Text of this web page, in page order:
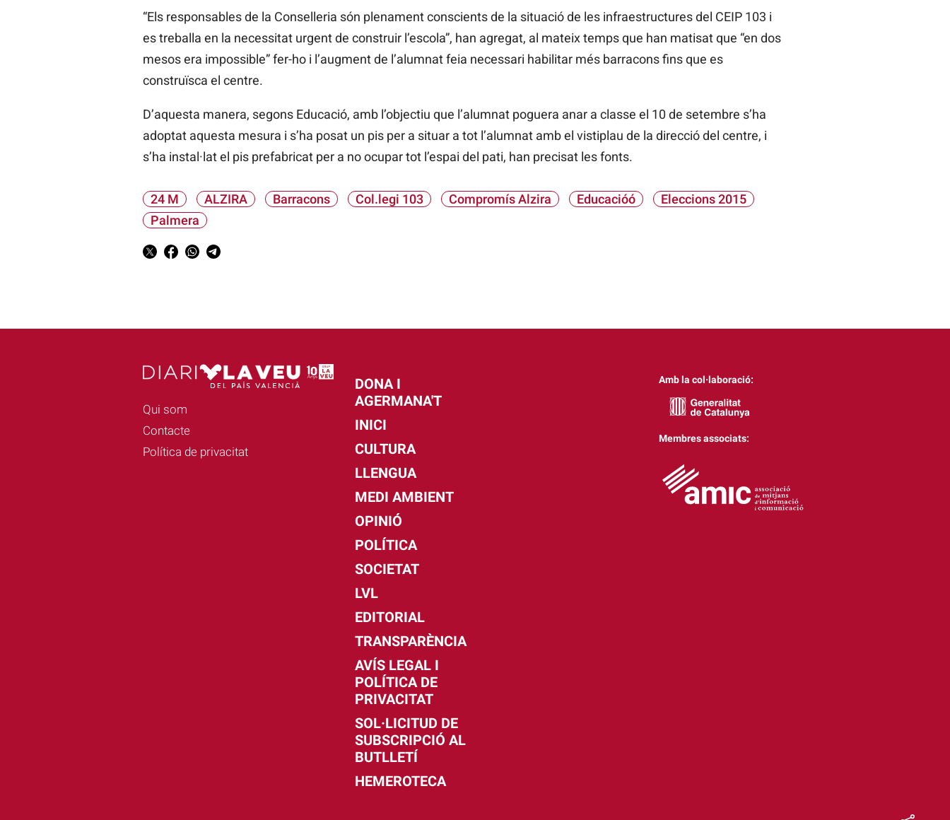
“Els responsables de la Conselleria són plenament conscients de la situació de les infraestructures del CEIP 103 i
es treballa en la necessitat urgent de construir l’escola”, han agregat, al mateix temps que han matisat que “en dos
mesos era impossible” fer-ho i l’augment de l’alumnat feia necessari habilitar més barracons fins que es
construïsca el centre.
D’aquesta manera, segons Educació, amb l’objectiu que l’alumnat poguera anar a classe el 10 de setembre s’ha
adoptat aquesta mesura i s’ha posat un pis per a situar a tot l’alumnat amb el vistiplau de la direcció del centre, i
s’ha instal·lat el pis prefabricat per a no ocupar tot l’espai del pati, han precisat les fonts.
24 M ALZIRA Barracons Col.legi 103 Compromís Alzira Educacióó
Eleccions 2015
Palmera
Qui som
Contacte
Política de privacitat
DONA I
AGERMANA'T
INICI
CULTURA
LLENGUA
MEDI AMBIENT
OPINIÓ
POLÍTICA
SOCIETAT
LVL
EDITORIAL
TRANSPARÈNCIA
AVÍS LEGAL I
POLÍTICA DE
PRIVACITAT
SOL·LICITUD DE
SUBSCRIPCIÓ AL
BUTLLETÍ
HEMEROTECA
Amb la col·laboració:
Membres associats: